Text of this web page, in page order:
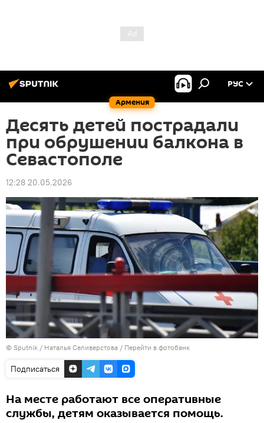
Армения
РУС
Десять детей пострадали
при обрушении балкона в
Севастополе
12:28 20.05.2026
© Sputnik / Наталья Селиверстова / Перейти в фотобанк
Подписаться
На месте работают все оперативные
службы, детям оказывается помощь.